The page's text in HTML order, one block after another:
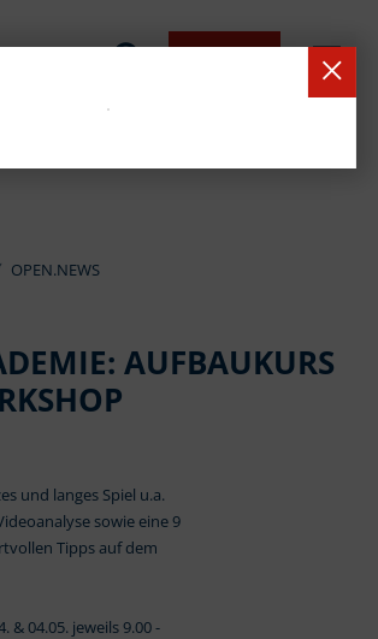
OPEN.NEWS
AUFBAUKURS
und langes Spiel u.a.
sowie eine 9
Tipps auf dem
& 04.05. jeweils 9.00 -